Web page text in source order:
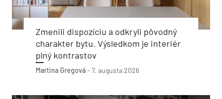
Zmenili dispozíciu a odkryli pôvodný
charakter bytu. Výsledkom je interiér
plný kontrastov
Martina Gregová- 7. augusta 2026